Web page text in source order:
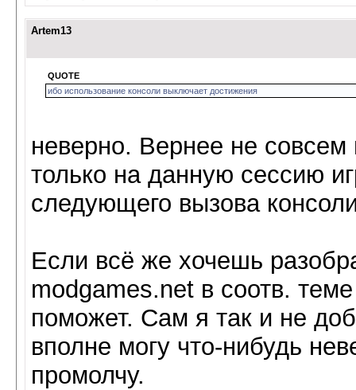
Artem13
QUOTE
ибо использование консоли выключает достижения
неверно. Вернее не
только на данную сессию
следующего вызова
Если всё же хочешь
modgames.net в соотв.
поможет. Сам я так и не
вполне могу что-нибудь
промолчу.